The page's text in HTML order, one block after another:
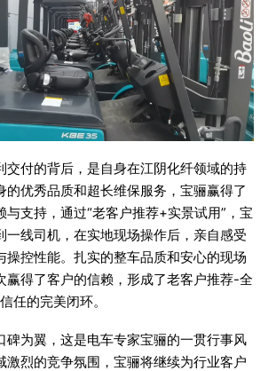
交付的背后，是自身在江阴化纤领域的持
的优秀品质和超长维保服务，宝骊赢得了
与支持，通过“老客户推荐+实景试用”，宝
一线司机，在实地现场操作后，亲自感受
操控性能。扎实的整车品质和安心的现场
赢得了客户的信赖，形成了老客户推荐-全
任的完美闭环。
碑为翼，这是电车专家宝骊的一贯行事风
激烈的竞争氛围，宝骊将继续为行业客户